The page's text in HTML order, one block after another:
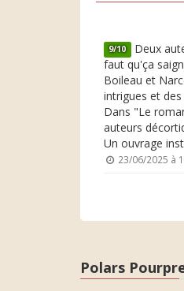
9/10 Deux
faut qu'ça
Boileau et
intrigues et
Dans "Le
auteurs
Un ouvrage
23/06/2025 à
Polars